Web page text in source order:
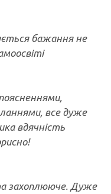
бажання не
все дуже
вдячність
захоплююче. Дуже